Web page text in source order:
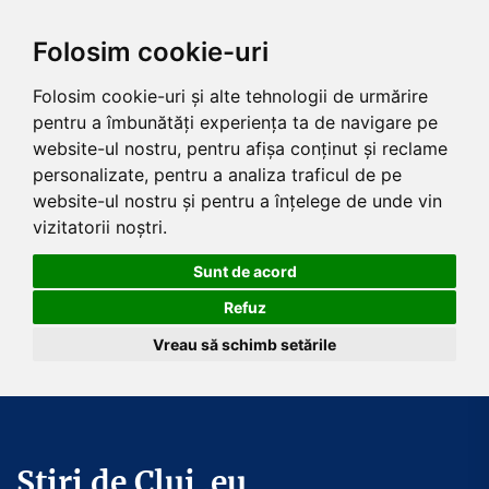
Folosim cookie-uri
Folosim cookie-uri și alte tehnologii de urmărire
pentru a îmbunătăți experiența ta de navigare pe
website-ul nostru, pentru afișa conținut și reclame
personalizate, pentru a analiza traficul de pe
website-ul nostru și pentru a înțelege de unde vin
vizitatorii noștri.
Sunt de acord
Refuz
Vreau să schimb setările